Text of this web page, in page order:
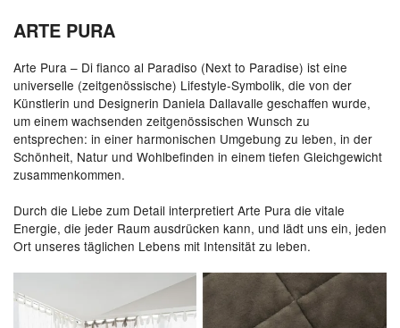
ARTE PURA
Arte Pura – Di fianco al Paradiso (Next to Paradise) ist eine
universelle (zeitgenössische) Lifestyle-Symbolik, die von der
Künstlerin und Designerin Daniela Dallavalle geschaffen wurde,
um einem wachsenden zeitgenössischen Wunsch zu
entsprechen: in einer harmonischen Umgebung zu leben, in der
Schönheit, Natur und Wohlbefinden in einem tiefen Gleichgewicht
zusammenkommen.
Durch die Liebe zum Detail interpretiert Arte Pura die vitale
Energie, die jeder Raum ausdrücken kann, und lädt uns ein, jeden
Ort unseres täglichen Lebens mit Intensität zu leben.